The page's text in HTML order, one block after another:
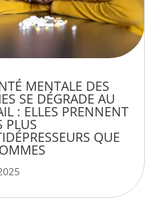
MENTALE DES
SE DÉGRADE AU
: ELLES PRENNENT
PLUS
QUE